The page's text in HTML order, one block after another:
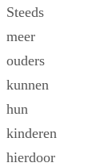
Steeds
meer
ouders
kunnen
hun
kinderen
hierdoor